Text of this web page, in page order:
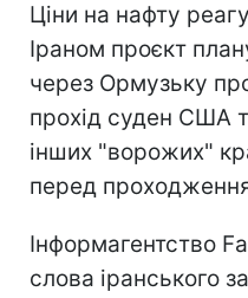
Ціни на нафту
Іраном проєкт
через Ормузьку
прохід суден США
інших "ворожих"
перед
Інформагентство
слова іранського